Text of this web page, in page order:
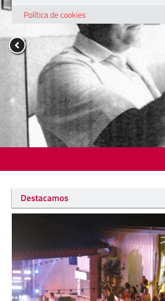
Destacamos
Política de cookies